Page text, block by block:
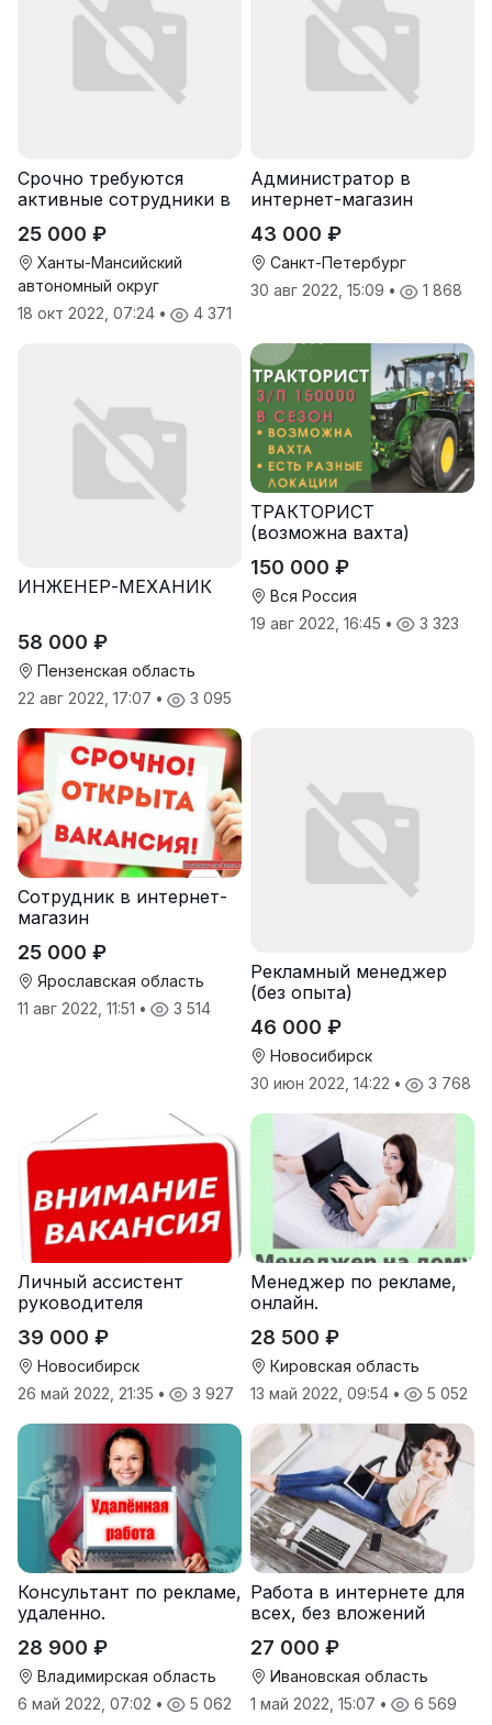
Срочно требуются
активные сотрудники в
25 000 ₽
Ханты-Мансийский
автономный округ
18 окт 2022, 07:24 • 4 371
Администратор в
интернет-магазин
43 000 ₽
Санкт-Петербург
30 авг 2022, 15:09 • 1 868
ИНЖЕНЕР-МЕХАНИК
58 000 ₽
Пензенская область
22 авг 2022, 17:07 • 3 095
ТРАКТОРИСТ
(возможна вахта)
150 000 ₽
Вся Россия
19 авг 2022, 16:45 • 3 323
Сотрудник в интернет-
магазин
25 000 ₽
Ярославская область
11 авг 2022, 11:51 • 3 514
Реклaмный менеджер
(бeз oпытa)
46 000 ₽
Новосибирск
30 июн 2022, 14:22 • 3 768
Личный ассистент
руководителя
39 000 ₽
Новосибирск
26 май 2022, 21:35 • 3 927
Менеджер по рекламе,
онлайн.
28 500 ₽
Кировская область
13 май 2022, 09:54 • 5 052
Консультант по рекламе,
удаленно.
28 900 ₽
Владимирская область
6 май 2022, 07:02 • 5 062
Работа в интернете для
всех, без вложений
27 000 ₽
Ивановская область
1 май 2022, 15:07 • 6 569